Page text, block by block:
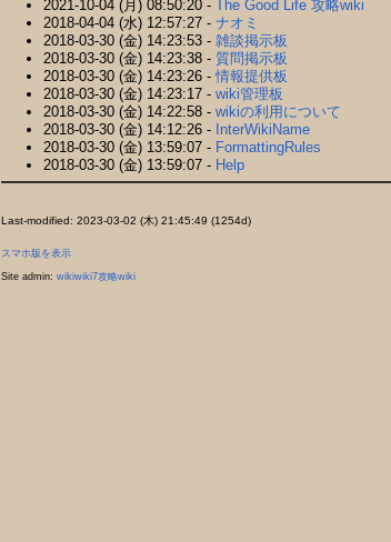
2021-10-04 (月) 08:50:20 -The Good Life 攻略wiki
2018-04-04 (水) 12:57:27 -ナオミ
2018-03-30 (金) 14:23:53 -雑談掲示板
2018-03-30 (金) 14:23:38 -質問掲示板
2018-03-30 (金) 14:23:26 -情報提供板
2018-03-30 (金) 14:23:17 -wiki管理板
2018-03-30 (金) 14:22:58 -wikiの利用について
2018-03-30 (金) 14:12:26 - InterWikiName
2018-03-30 (金) 13:59:07 - FormattingRules
2018-03-30 (金) 13:59:07 - Help
Last-modified: 2023-03-02 (木) 21:45:49 (1254d)
スマホ版を表示
Site admin: wikiwiki7攻略wiki